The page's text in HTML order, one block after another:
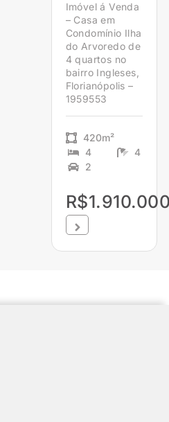
Imóvel á Venda
– Casa em
Condomínio Ilha
do Arvoredo de
4 quartos no
bairro Ingleses,
Florianópolis –
1959553
420m²
4
4
2